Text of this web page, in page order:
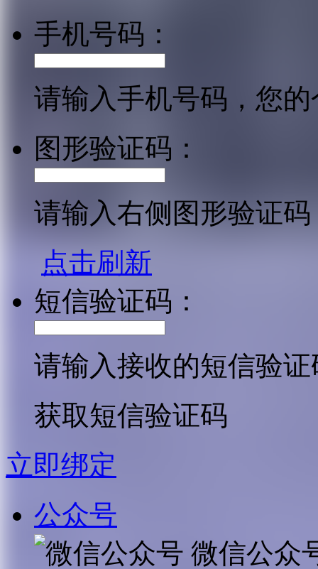
手机号码：
请输入手机号码，您
图形验证码：
请输入右侧图形验证码
点击刷新
短信验证码：
请输入接收的短信验证
获取短信验证码
立即绑定
公众号
微信公众